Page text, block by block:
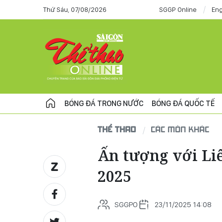
Thứ Sáu, 07/08/2026 SGGP Online
BÓNG ĐÁ TRONG NƯỚC BÓNG ĐÁ QUỐC TẾ
THỂ THAO CÁC MÔN KHÁC
Ấn tượng với
2025
SGGPO 23/11/2025 14:08